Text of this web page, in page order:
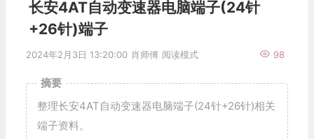
长安4AT自动变速器电脑端子(24针
+26针)端子
2024年2月3日 13:20:00 肖师傅 98
阅读模式
摘要
整理长安4AT自动变速器电脑端子(24针+26针)相关
端子资料。